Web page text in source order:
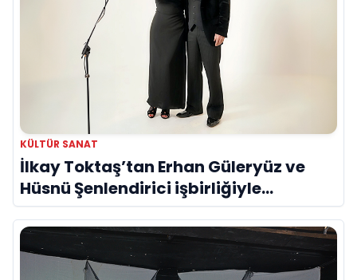
KÜLTÜR SANAT
İlkay Toktaş’tan Erhan Güleryüz ve
Hüsnü Şenlendirici işbirliğiyle
duygusal bir aşk manifestosu: “Deliler
Gibi”